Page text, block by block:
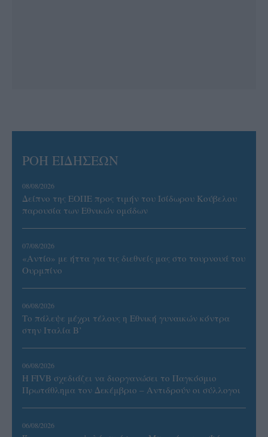
ΡΟΗ ΕΙΔΗΣΕΩΝ
08/08/2026
Δείπνο της ΕΟΠΕ προς τιμήν του Ισίδωρου Κούβελου
παρουσία των Εθνικών ομάδων
07/08/2026
«Αντίο» με ήττα για τις διεθνείς μας στο τουρνουά του
Ουρμπίνο
06/08/2026
Το πάλεψε μέχρι τέλους η Εθνική γυναικών κόντρα
στην Ιταλία Β’
06/08/2026
Η FIVB σχεδιάζει να διοργανώσει το Παγκόσμιο
Πρωτάθλημα τον Δεκέμβριο – Αντιδρούν οι σύλλογοι
06/08/2026